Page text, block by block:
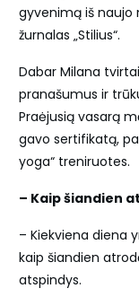
gyvenimą iš naujo
žurnalas „Stilius“.
Dabar Milana
pranašumus ir
Praėjusią vasarą
gavo sertifikatą,
yoga“ treniruotes.
– Kaip šiandien
– Kiekviena diena
kaip šiandien
atspindys.